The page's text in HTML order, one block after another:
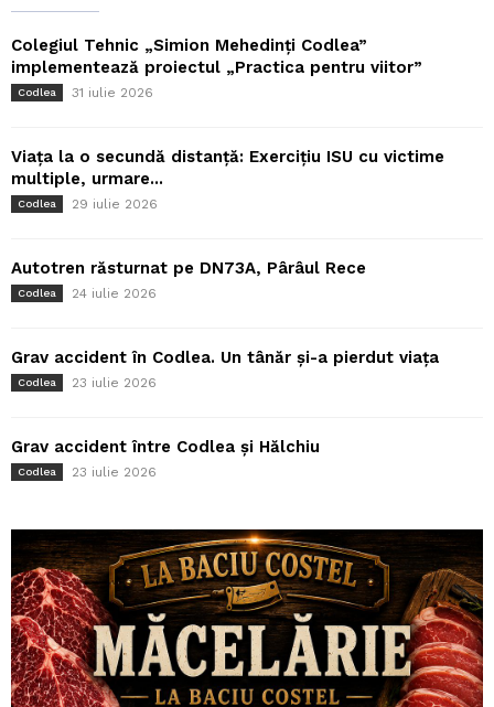
Colegiul Tehnic „Simion Mehedinți Codlea”
implementează proiectul „Practica pentru viitor”
Codlea 31 iulie 2026
Viața la o secundă distanță: Exercițiu ISU cu victime
multiple, urmare...
Codlea 29 iulie 2026
Autotren răsturnat pe DN73A, Pârâul Rece
Codlea 24 iulie 2026
Grav accident în Codlea. Un tânăr și-a pierdut viața
Codlea 23 iulie 2026
Grav accident între Codlea și Hălchiu
Codlea 23 iulie 2026